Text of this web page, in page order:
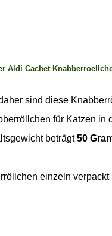
Aldi Cachet
sind diese
für Katzen in
beträgt50
einzeln